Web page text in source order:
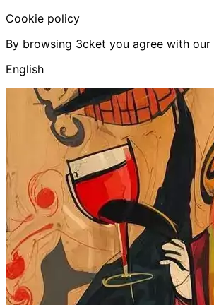
Cookie policy
By browsing 3cket you agree with our
English